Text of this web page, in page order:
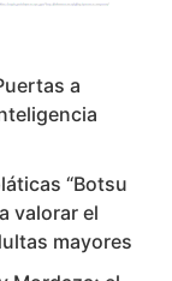
a
“Botsu
valorar el
mayores